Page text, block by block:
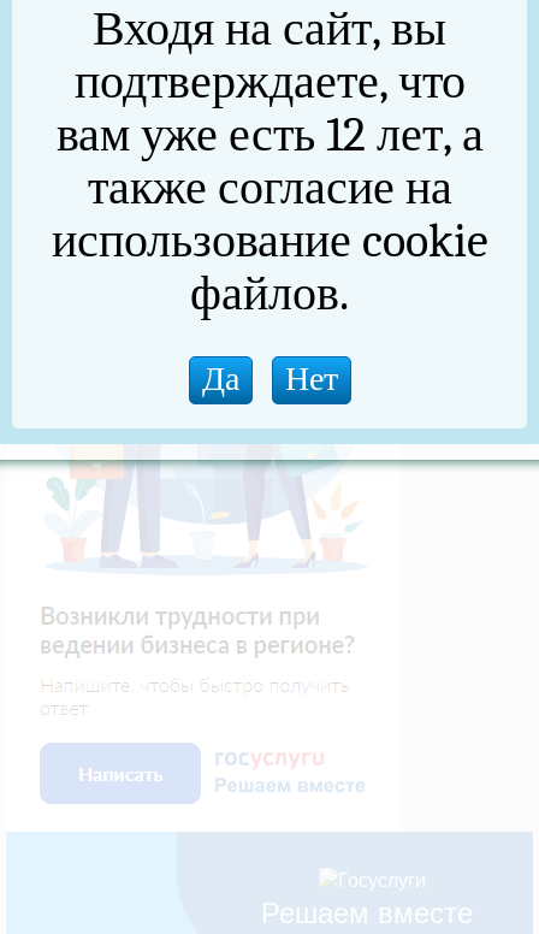
Забыли свой пароль?
Решаем вместе
Входя на сайт, вы
подтверждаете, что
вам уже есть 12 лет, а
также согласие на
использование cookie
файлов.